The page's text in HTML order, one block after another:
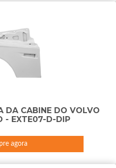
DA CABINE DO VOLVO
- EXTE07-D-DIP
agora